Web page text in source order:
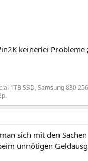
keinerlei Probleme
1TB SSD, Samsung 830
sich mit den Sachen
unnötigen